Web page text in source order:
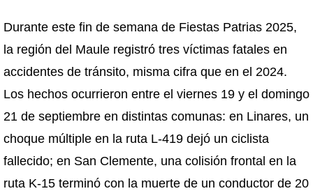
Durante este fin de semana de Fiestas Patrias 2025,
la región del Maule registró tres víctimas fatales en
accidentes de tránsito, misma cifra que en el 2024.
Los hechos ocurrieron entre el viernes 19 y el domingo
21 de septiembre en distintas comunas: en Linares, un
choque múltiple en la ruta L-419 dejó un ciclista
fallecido; en San Clemente, una colisión frontal en la
ruta K-15 terminó con la muerte de un conductor de 20